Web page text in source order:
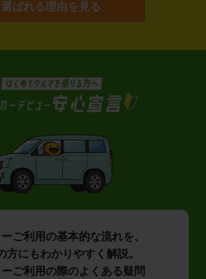
選ばれる理由を見る
ご利用の基本的な流れを、
方にもわかりやすく解説。
ーご利用の際のよくある疑問